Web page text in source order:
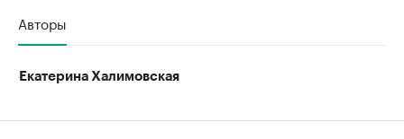
Авторы
Екатерина Халимовская